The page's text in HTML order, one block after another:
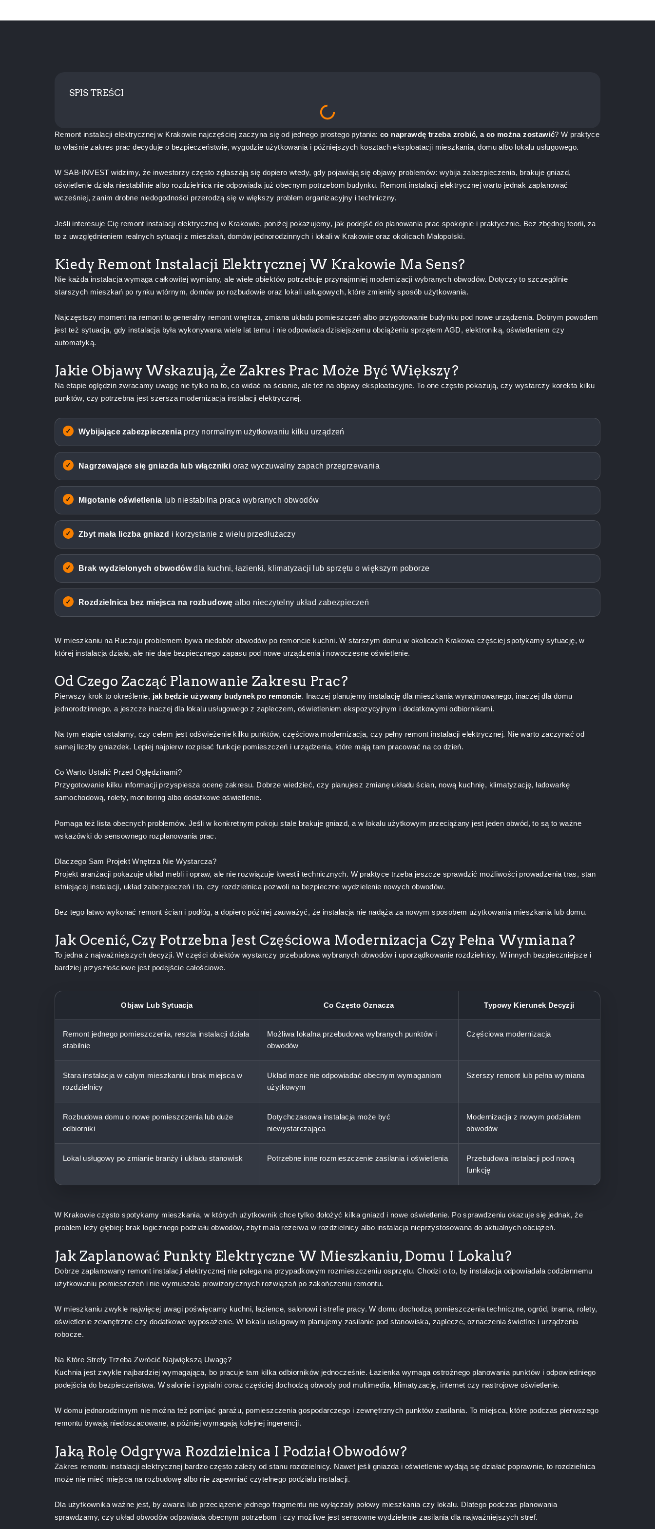
SPIS TREŚCI
Remont instalacji elektrycznej w Krakowie najczęściej zaczyna się od jednego prostego pytania: co naprawdę trzeba zrobić, a co można zostawić? W praktyce
to właśnie zakres prac decyduje o bezpieczeństwie, wygodzie użytkowania i późniejszych kosztach eksploatacji mieszkania, domu albo lokalu usługowego.
W SAB-INVEST widzimy, że inwestorzy często zgłaszają się dopiero wtedy, gdy pojawiają się objawy problemów: wybija zabezpieczenia, brakuje gniazd,
oświetlenie działa niestabilnie albo rozdzielnica nie odpowiada już obecnym potrzebom budynku. Remont instalacji elektrycznej warto jednak zaplanować
wcześniej, zanim drobne niedogodności przerodzą się w większy problem organizacyjny i techniczny.
Jeśli interesuje Cię remont instalacji elektrycznej w Krakowie, poniżej pokazujemy, jak podejść do planowania prac spokojnie i praktycznie. Bez zbędnej teorii, za
to z uwzględnieniem realnych sytuacji z mieszkań, domów jednorodzinnych i lokali w Krakowie oraz okolicach Małopolski.
Kiedy Remont Instalacji Elektrycznej W Krakowie Ma Sens?
Nie każda instalacja wymaga całkowitej wymiany, ale wiele obiektów potrzebuje przynajmniej modernizacji wybranych obwodów. Dotyczy to szczególnie
starszych mieszkań po rynku wtórnym, domów po rozbudowie oraz lokali usługowych, które zmieniły sposób użytkowania.
Najczęstszy moment na remont to generalny remont wnętrza, zmiana układu pomieszczeń albo przygotowanie budynku pod nowe urządzenia. Dobrym powodem
jest też sytuacja, gdy instalacja była wykonywana wiele lat temu i nie odpowiada dzisiejszemu obciążeniu sprzętem AGD, elektroniką, oświetleniem czy
automatyką.
Jakie Objawy Wskazują, Że Zakres Prac Może Być Większy?
Na etapie oględzin zwracamy uwagę nie tylko na to, co widać na ścianie, ale też na objawy eksploatacyjne. To one często pokazują, czy wystarczy korekta kilku
punktów, czy potrzebna jest szersza modernizacja instalacji elektrycznej.
Wybijające zabezpieczenia przy normalnym użytkowaniu kilku urządzeń
Nagrzewające się gniazda lub włączniki oraz wyczuwalny zapach przegrzewania
Migotanie oświetlenia lub niestabilna praca wybranych obwodów
Zbyt mała liczba gniazd i korzystanie z wielu przedłużaczy
Brak wydzielonych obwodówdla kuchni, łazienki, klimatyzacji lub sprzętu o większym poborze
Rozdzielnica bez miejsca na rozbudowę albo nieczytelny układ zabezpieczeń
W mieszkaniu na Ruczaju problemem bywa niedobór obwodów po remoncie kuchni. W starszym domu w okolicach Krakowa częściej spotykamy sytuację, w
której instalacja działa, ale nie daje bezpiecznego zapasu pod nowe urządzenia i nowoczesne oświetlenie.
Od Czego Zacząć Planowanie Zakresu Prac?
Pierwszy krok to określenie, jak będzie używany budynek po remoncie. Inaczej planujemy instalację dla mieszkania wynajmowanego, inaczej dla domu
jednorodzinnego, a jeszcze inaczej dla lokalu usługowego z zapleczem, oświetleniem ekspozycyjnym i dodatkowymi odbiornikami.
Na tym etapie ustalamy, czy celem jest odświeżenie kilku punktów, częściowa modernizacja, czy pełny remont instalacji elektrycznej. Nie warto zaczynać od
samej liczby gniazdek. Lepiej najpierw rozpisać funkcje pomieszczeń i urządzenia, które mają tam pracować na co dzień.
Co Warto Ustalić Przed Oględzinami?
Przygotowanie kilku informacji przyspiesza ocenę zakresu. Dobrze wiedzieć, czy planujesz zmianę układu ścian, nową kuchnię, klimatyzację, ładowarkę
samochodową, rolety, monitoring albo dodatkowe oświetlenie.
Pomaga też lista obecnych problemów. Jeśli w konkretnym pokoju stale brakuje gniazd, a w lokalu użytkowym przeciążany jest jeden obwód, to są to ważne
wskazówki do sensownego rozplanowania prac.
Dlaczego Sam Projekt Wnętrza Nie Wystarcza?
Projekt aranżacji pokazuje układ mebli i opraw, ale nie rozwiązuje kwestii technicznych. W praktyce trzeba jeszcze sprawdzić możliwości prowadzenia tras, stan
istniejącej instalacji, układ zabezpieczeń i to, czy rozdzielnica pozwoli na bezpieczne wydzielenie nowych obwodów.
Bez tego łatwo wykonać remont ścian i podłóg, a dopiero później zauważyć, że instalacja nie nadąża za nowym sposobem użytkowania mieszkania lub domu.
Jak Ocenić, Czy Potrzebna Jest Częściowa Modernizacja Czy Pełna Wymiana?
To jedna z najważniejszych decyzji. W części obiektów wystarczy przebudowa wybranych obwodów i uporządkowanie rozdzielnicy. W innych bezpieczniejsze i
bardziej przyszłościowe jest podejście całościowe.
Objaw Lub Sytuacja Co Często Oznacza Typowy Kierunek Decyzji
Remont jednego pomieszczenia, reszta instalacji działa
stabilnie
Możliwa lokalna przebudowa wybranych punktów i
obwodów
Częściowa modernizacja
Stara instalacja w całym mieszkaniu i brak miejsca w
rozdzielnicy
Układ może nie odpowiadać obecnym wymaganiom
użytkowym
Szerszy remont lub pełna wymiana
Rozbudowa domu o nowe pomieszczenia lub duże
odbiorniki
Dotychczasowa instalacja może być
niewystarczająca
Modernizacja z nowym podziałem
obwodów
Lokal usługowy po zmianie branży i układu stanowisk Potrzebne inne rozmieszczenie zasilania i oświetlenia
Przebudowa instalacji pod nową
funkcję
W Krakowie często spotykamy mieszkania, w których użytkownik chce tylko dołożyć kilka gniazd i nowe oświetlenie. Po sprawdzeniu okazuje się jednak, że
problem leży głębiej: brak logicznego podziału obwodów, zbyt mała rezerwa w rozdzielnicy albo instalacja nieprzystosowana do aktualnych obciążeń.
Jak Zaplanować Punkty Elektryczne W Mieszkaniu, Domu I Lokalu?
Dobrze zaplanowany remont instalacji elektrycznej nie polega na przypadkowym rozmieszczeniu osprzętu. Chodzi o to, by instalacja odpowiadała codziennemu
użytkowaniu pomieszczeń i nie wymuszała prowizorycznych rozwiązań po zakończeniu remontu.
W mieszkaniu zwykle najwięcej uwagi poświęcamy kuchni, łazience, salonowi i strefie pracy. W domu dochodzą pomieszczenia techniczne, ogród, brama, rolety,
oświetlenie zewnętrzne czy dodatkowe wyposażenie. W lokalu usługowym planujemy zasilanie pod stanowiska, zaplecze, oznaczenia świetlne i urządzenia
robocze.
Na Które Strefy Trzeba Zwrócić Największą Uwagę?
Kuchnia jest zwykle najbardziej wymagająca, bo pracuje tam kilka odbiorników jednocześnie. Łazienka wymaga ostrożnego planowania punktów i odpowiedniego
podejścia do bezpieczeństwa. W salonie i sypialni coraz częściej dochodzą obwody pod multimedia, klimatyzację, internet czy nastrojowe oświetlenie.
W domu jednorodzinnym nie można też pomijać garażu, pomieszczenia gospodarczego i zewnętrznych punktów zasilania. To miejsca, które podczas pierwszego
remontu bywają niedoszacowane, a później wymagają kolejnej ingerencji.
Jaką Rolę Odgrywa Rozdzielnica I Podział Obwodów?
Zakres remontu instalacji elektrycznej bardzo często zależy od stanu rozdzielnicy. Nawet jeśli gniazda i oświetlenie wydają się działać poprawnie, to rozdzielnica
może nie mieć miejsca na rozbudowę albo nie zapewniać czytelnego podziału instalacji.
Dla użytkownika ważne jest, by awaria lub przeciążenie jednego fragmentu nie wyłączały połowy mieszkania czy lokalu. Dlatego podczas planowania
sprawdzamy, czy układ obwodów odpowiada obecnym potrzebom i czy możliwe jest sensowne wydzielenie zasilania dla najważniejszych stref.